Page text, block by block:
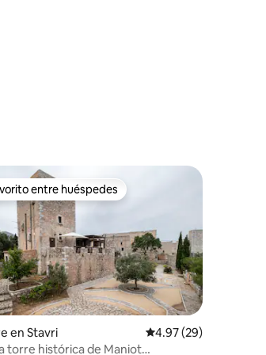
5 de 5, 11 reseñas
4.92 de 5, 92 reseñas
entre huéspedes
entre huéspedes
en Stavri Calificación
4.97 (29)
torre histórica de Maniot